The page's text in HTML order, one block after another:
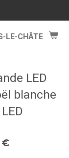
LE-CHÂTEL
LED
blanche
€